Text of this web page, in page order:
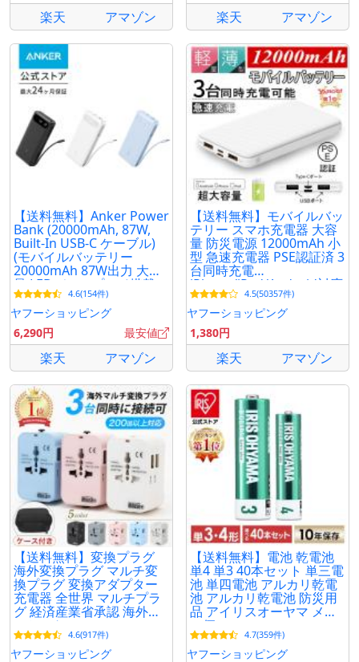
楽天 アマゾン 楽天 アマゾン
【送料無料】Anker Power
Bank (20000mAh, 87W,
Built-In USB-C ケーブル)
(モバイルバッテリー
20000mAh 87W出力 大容
量 LEDディスプレイ搭載
USB-Cケーブル内蔵)
4.6(154件)
ヤフーショッピング
6,290円
最安値
楽天 アマゾン
【送料無料】モバイルバッ
テリー スマホ充電器 大容
量 防災電源 12000mAh 小
型 急速充電器 PSE認証済 3
台同時充電
iPhone/iPad/Android対応
【PL保険加入済み製品・安
心】
4.5(50357件)
ヤフーショッピング
1,380円
楽天 アマゾン
【送料無料】変換プラグ
海外変換プラグ マルチ変
換プラグ 変換アダプター
充電器 全世界 マルチプラ
グ 経済産業省承認 海外コ
ンセント
4.6(917件)
ヤフーショッピング
【送料無料】電池 乾電池
単4 単3 40本セット 単三電
池 単四電池 アルカリ乾電
池 アルカリ乾電池 防災用
品 アイリスオーヤマ メー
ル便
4.7(359件)
ヤフーショッピング